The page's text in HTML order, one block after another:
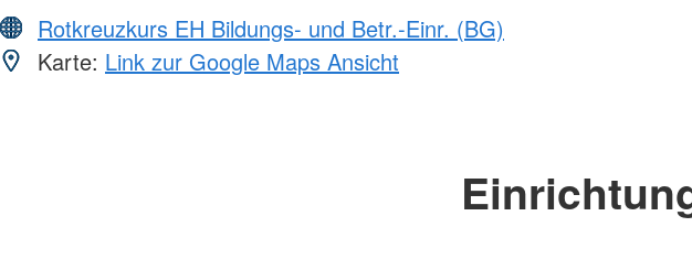
Rotkreuzkurs EH Bildungs- und Betr.-Einr. (BG)
Karte: Link zur Google Maps Ansicht